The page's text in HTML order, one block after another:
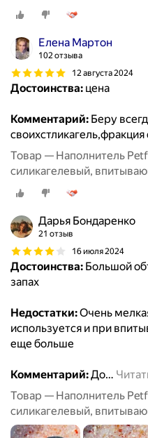
красные гранулы, 20 кг, 50
Елена Мартон
102 отзыва
12 августа 2024
Достоинства: цена
Комментарий: Беру
Товар — Наполнитель
силикагелевый,
красные гранулы, 20 кг, 50
Дарья Бондаренко
21 отзыв
16 июля 2024
Достоинства: Большой
запах
Недостатки:Очень
используется и при
еще больше
Комментарий:До…
Товар — Наполнитель
силикагелевый,
красные гранулы, 20 кг, 50